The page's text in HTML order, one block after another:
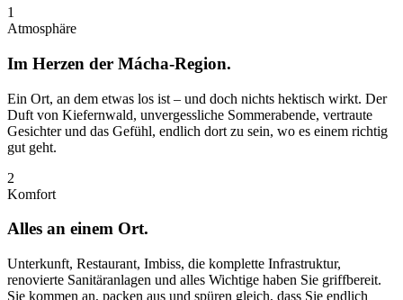
1
Atmosphäre
Im Herzen der Mácha-Region.
Ein Ort, an dem etwas los ist – und doch nichts hektisch wirkt. Der
Duft von Kiefernwald, unvergessliche Sommerabende, vertraute
Gesichter und das Gefühl, endlich dort zu sein, wo es einem richtig
gut geht.
2
Komfort
Alles an einem Ort.
Unterkunft, Restaurant, Imbiss, die komplette Infrastruktur,
renovierte Sanitäranlagen und alles Wichtige haben Sie griffbereit.
Sie kommen an, packen aus und spüren gleich, dass Sie endlich